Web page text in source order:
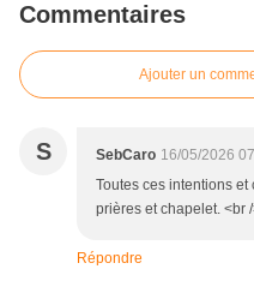
Commentaires
Ajouter un
S SebCaro 16/05/2026
Toutes ces intentions
prières et chapelet. <br
Répondre